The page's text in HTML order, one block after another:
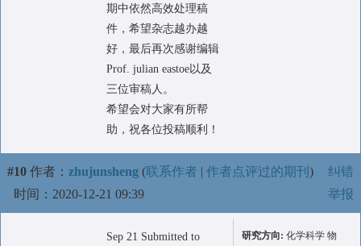
期中依然高效处理稿
件，希望杂志越办越
好，最后再次感谢编辑
Prof. julian eastoe以及
三位审稿人。
希望会对大家有所帮
助，祝各位投稿顺利！
#10 作者： zhujunsheng (联系作者 | 作者点评过的期刊 )
时间：2020-12-21 09:39
纠错
举报
Sep 21 Submitted to
研究方向: 化学科学 物